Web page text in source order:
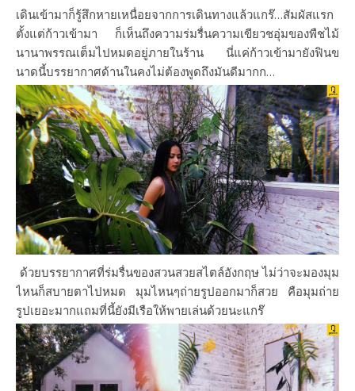
เดินเข้ามาก็รู้สึกหายเหนื่อยจากการเดินทางแล้วแกร๊…สัมผัสแรก
ตั้งแต่ก้าวเข้ามา ก็เห็นถึงความร่มรื่นความเขียวชอุ่มของพืชไม้
นานาพรรณเต็มไปหมดอยู่ภายในร้าน นี่แค่ก้าวเข้ามายังฟินข
นาดนี้บรรยากาศด้านในคงไม่ต้องพูดถึงมันดีมากก…
ด้วยบรรยากาศที่ร่มรื่นของสวนสวยสไตล์อังกฤษ ไม่ว่าจะมองมุม
ไหนก็สบายตาไปหมด มุมไหนๆถ่ายรูปออกมาก็สวย คือมุมถ่าย
รูปเยอะมากแถมที่นี้ยังมีเรือให้พายเล่นด้วยนะแกร๊